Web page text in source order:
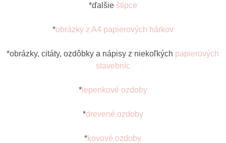
*ďalšie štipce
*obrázky z A4 papierových hárkov
*obrázky, citáty, ozdôbky a nápisy z niekoľkých papierových
stavebníc
*lepenkové ozdoby
*drevené ozdoby
*kovové ozdoby